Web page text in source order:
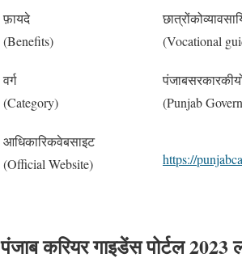
फ़ायदे
(Benefits)
(Vocational
वर्ग
(Category)
(Punjab
आधिकारिकवेबसाइट
(Official Website)
https://
पंजाब करियर गाइडेंस पोर्टल